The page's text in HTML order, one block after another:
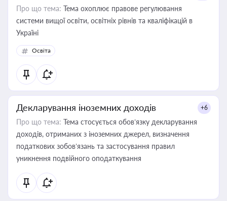
Про що тема: Тема охоплює правове регулювання
системи вищої освіти, освітніх рівнів та кваліфікацій в
Україні
Освіта
Декларування іноземних доходів +6
Про що тема: Тема стосується обов’язку декларування
доходів, отриманих з іноземних джерел, визначення
податкових зобов’язань та застосування правил
уникнення подвійного оподаткування